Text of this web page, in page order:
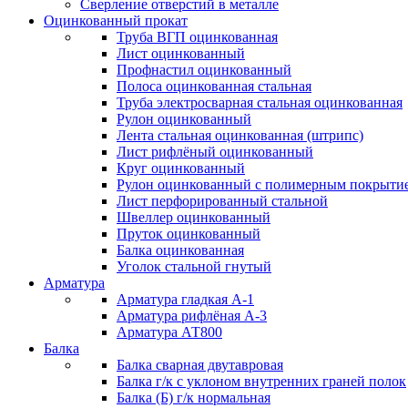
Сверление отверстий в металле
Оцинкованный прокат
Труба ВГП оцинкованная
Лист оцинкованный
Профнастил оцинкованный
Полоса оцинкованная стальная
Труба электросварная стальная оцинкованная
Рулон оцинкованный
Лента стальная оцинкованная (штрипс)
Лист рифлёный оцинкованный
Круг оцинкованный
Рулон оцинкованный с полимерным
Лист перфорированный стальной
Швеллер оцинкованный
Пруток оцинкованный
Балка оцинкованная
Уголок стальной гнутый
Арматура
Арматура гладкая А-1
Арматура рифлёная А-3
Арматура АТ800
Балка
Балка сварная двутавровая
Балка г/к с уклоном внутренних граней полок
Балка (Б) г/к нормальная